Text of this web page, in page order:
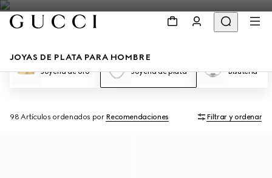
JOYAS DE PLATA PARA HOMBRE
Joyería de oro Joyería de plata Bisutería
98 Artículos ordenados por Recomendaciones Filtrar y ordenar